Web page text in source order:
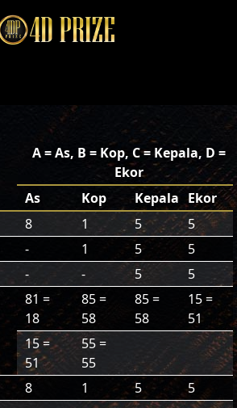
A = As, B = Kop, C = Kepala, D =
Ekor
As
Kop Kepala Ekor
8 1 5
5
- 1 5
5
- - 5
5
81 =
18
85 =
58
85 =
58
15 =
51
15 =
51
55 =
55
8 1 5
5